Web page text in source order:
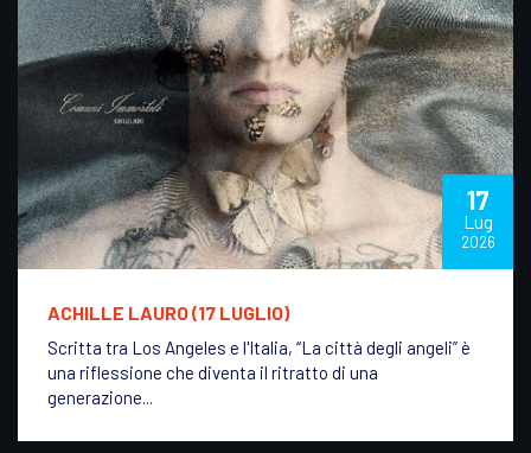
17
Lug
2026
ACHILLE LAURO (17 LUGLIO)
Scritta tra Los Angeles e l'Italia, “La città degli angeli” è
una riflessione che diventa il ritratto di una
generazione...